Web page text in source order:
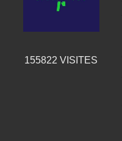
155822 VISITES